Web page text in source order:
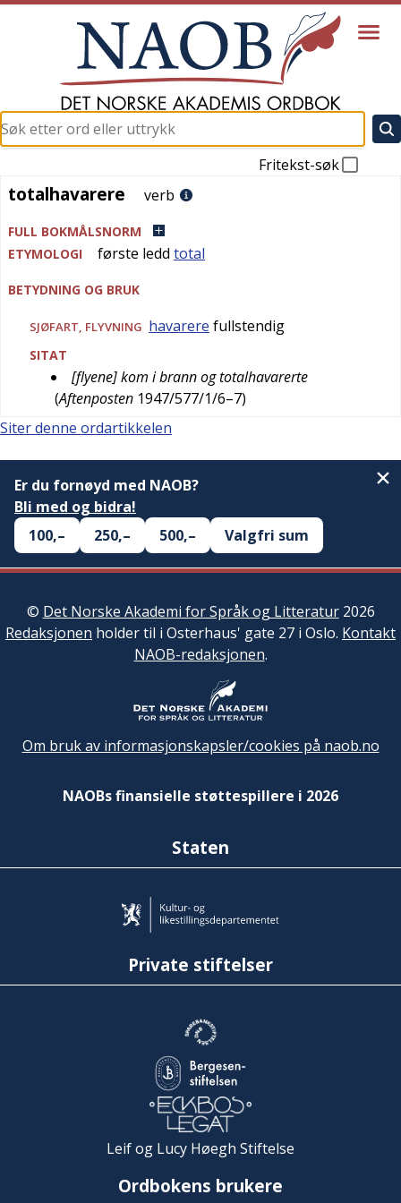
Fritekst-søk
totalhavarere
totalhavarere verb
FULL BOKMÅLSNORM
ETYMOLOGI
første ledd total
BETYDNING OG BRUK
SJØFART, FLYVNING havarere fullstendig
SITAT
[flyene] kom i brann og totalhavarerte
(Aftenposten 1947/577/1/6–7)
Siter denne ordartikkelen
Er du fornøyd med NAOB?
Bli med og bidra!
100,–
250,– 500,– Valgfri sum
© Det Norske Akademi for Språk og Litteratur2026
Redaksjonen holder til i Osterhaus' gate 27 i Oslo. Kontakt
NAOB-redaksjonen.
Om bruk av informasjonskapsler/cookies på naob.no
NAOBs finansielle støttespillere i 2026
Staten
Private stiftelser
Leif og Lucy Høegh Stiftelse
Ordbokens brukere